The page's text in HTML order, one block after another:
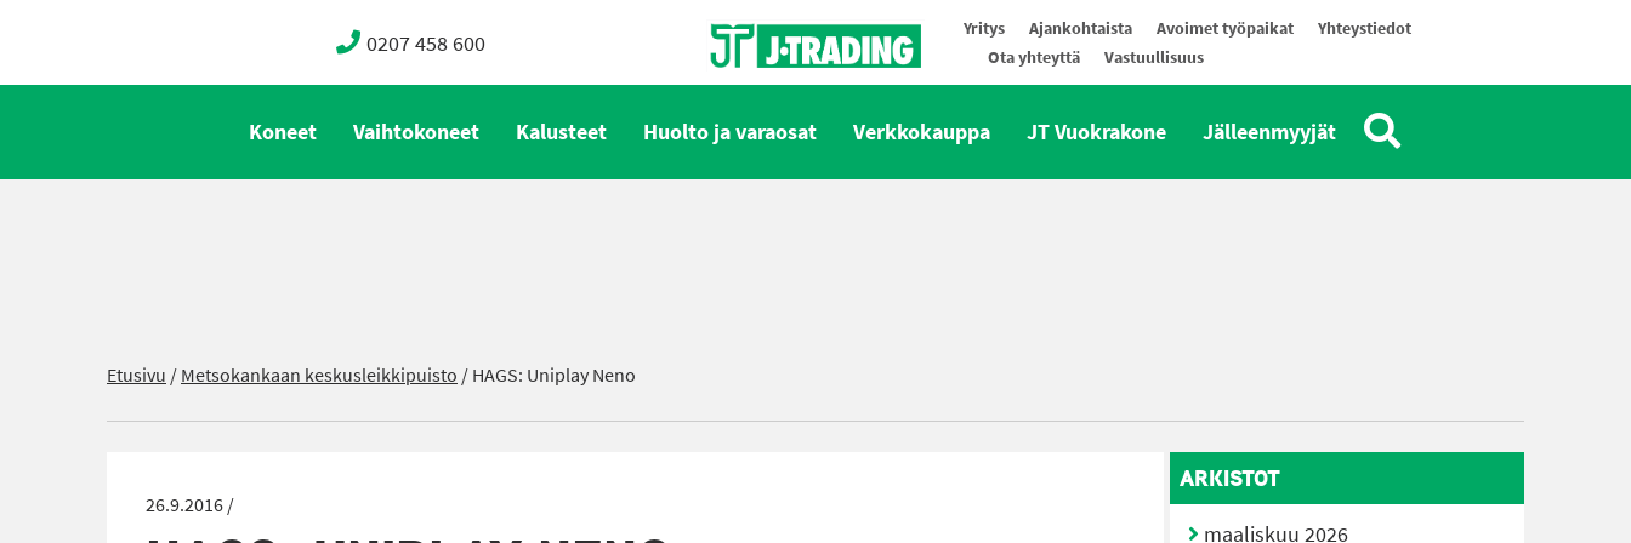
0207 458 600 Yritys Ajankohtaista Avoimet työpaikat
Yhteystiedot
Ota yhteyttä
Vastuullisuus
Koneet Vaihtokoneet Kalusteet Huolto ja varaosat Verkkokauppa JT Vuokrakone Jälleenmyyjät
Etusivu /Metsokankaan keskusleikkipuisto /HAGS: Uniplay Neno
26.9.2016 /
ARKISTOT
maaliskuu 2026